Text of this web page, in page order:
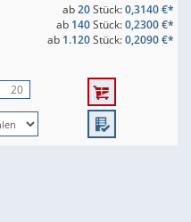
ab20Stück:0,3140 €*
ab 140Stück:0,2300 €*
ab 1.120Stück:0,2090 €*